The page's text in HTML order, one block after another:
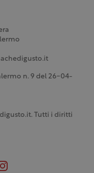
n. 9 del 26-04-
Tutti i diritti